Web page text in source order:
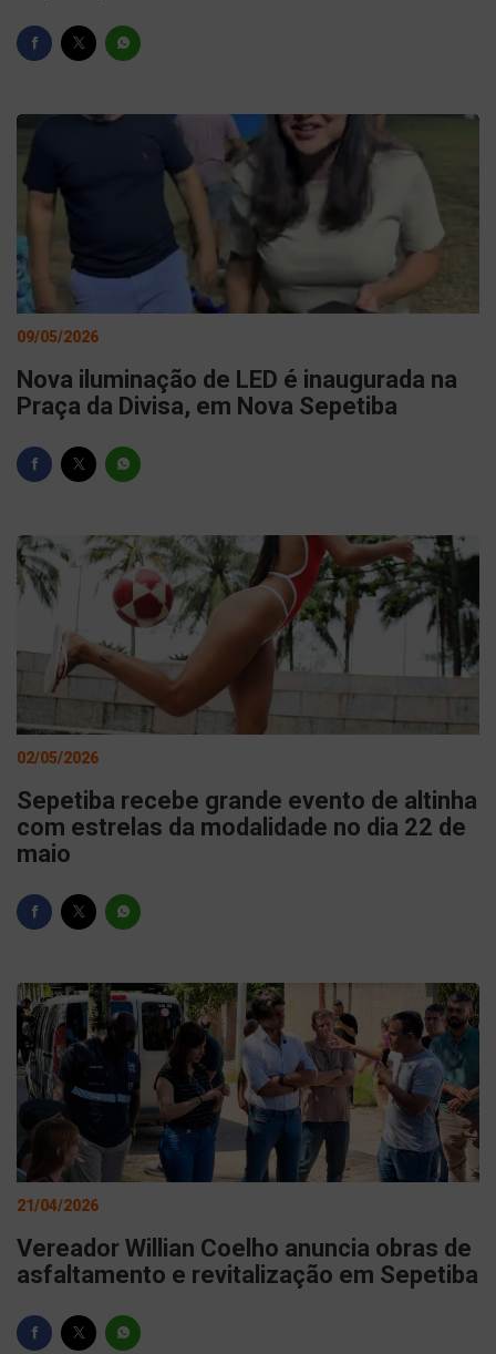
09/05/2026
Nova iluminação de LED é inaugurada na
Praça da Divisa, em Nova Sepetiba
02/05/2026
Sepetiba recebe grande evento de altinha
com estrelas da modalidade no dia 22 de
maio
21/04/2026
Vereador Willian Coelho anuncia obras de
asfaltamento e revitalização em Sepetiba